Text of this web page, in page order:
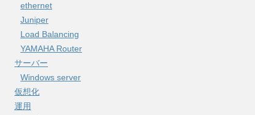
ethernet
Juniper
Load Balancing
YAMAHA Router
サーバー
Windows server
仮想化
運用